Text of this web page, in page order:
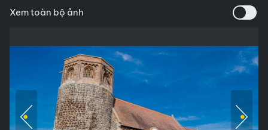
Xem toàn bộ ảnh